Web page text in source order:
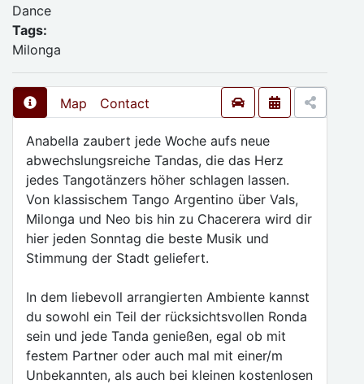
Dance
Tags:
Milonga
Map Contact
Anabella zaubert jede Woche aufs neue
abwechslungsreiche Tandas, die das Herz
jedes Tangotänzers höher schlagen lassen.
Von klassischem Tango Argentino über Vals,
Milonga und Neo bis hin zu Chacerera wird dir
hier jeden Sonntag die beste Musik und
Stimmung der Stadt geliefert.
In dem liebevoll arrangierten Ambiente kannst
du sowohl ein Teil der rücksichtsvollen Ronda
sein und jede Tanda genießen, egal ob mit
festem Partner oder auch mal mit einer/m
Unbekannten, als auch bei kleinen kostenlosen